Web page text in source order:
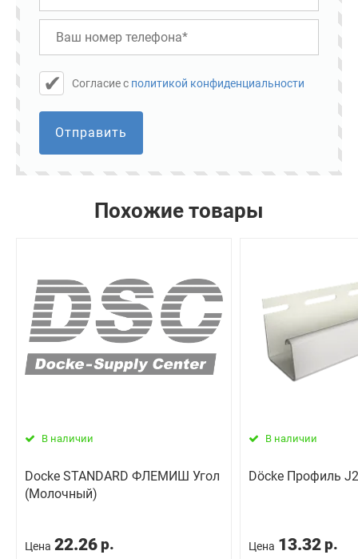
Cогласие с политикой конфиденциальности
Отправить
Похожие товары
В наличии
Docke STANDARD ФЛЕМИШ Угол
(Молочный)
Цена 22.26 р.
В наличии
Döcke Профиль
Цена 13.32 р.